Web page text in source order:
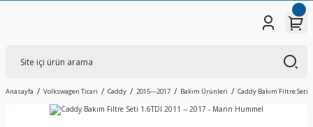
Anasayfa Volkswagen Ticari Caddy 2015---2017 Bakım Ürünleri Caddy Bakım Filtre Seti